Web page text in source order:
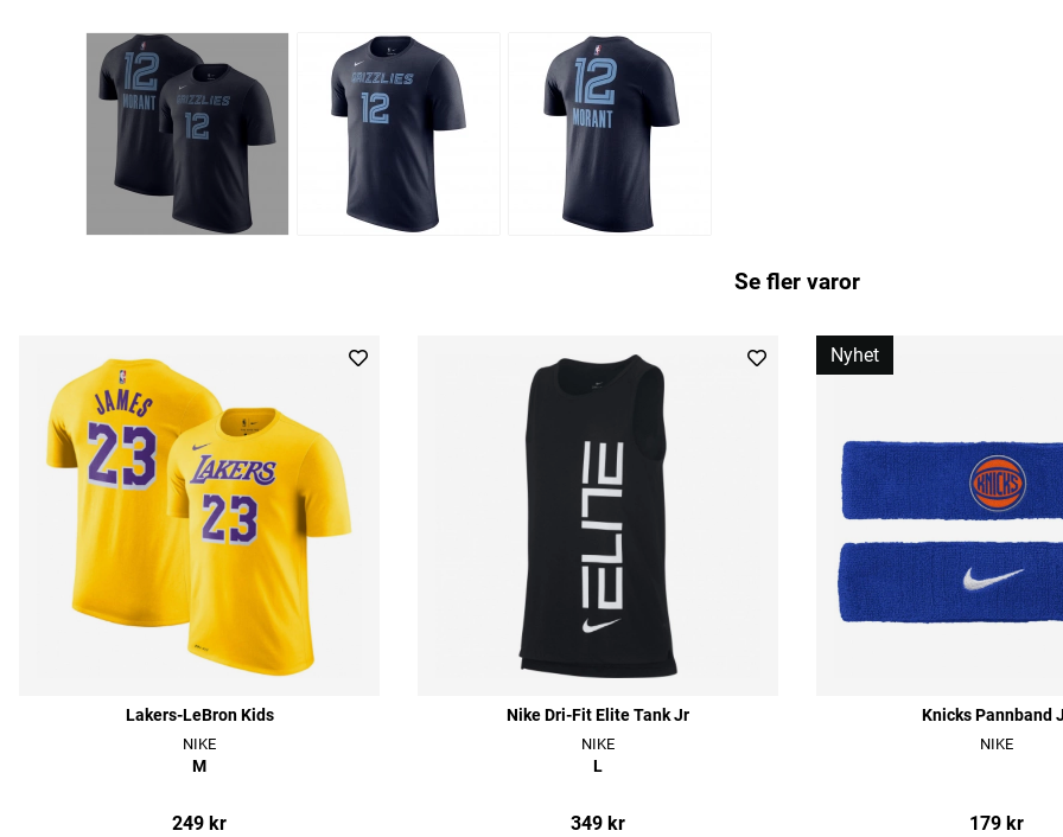
Se fler varor
Lakers-LeBron Kids
NIKE
M
249 kr
Nike Dri-Fit Elite Tank Jr
NIKE
L
349 kr
Nyhet
Knicks Pannband
NIKE
179 kr